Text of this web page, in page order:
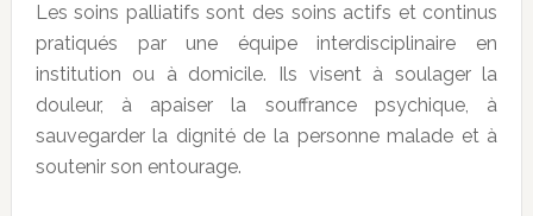
Les soins palliatifs sont des soins actifs et continus
pratiqués par une équipe interdisciplinaire en
institution ou à domicile. Ils visent à soulager la
douleur, à apaiser la souffrance psychique, à
sauvegarder la dignité de la personne malade et à
soutenir son entourage.